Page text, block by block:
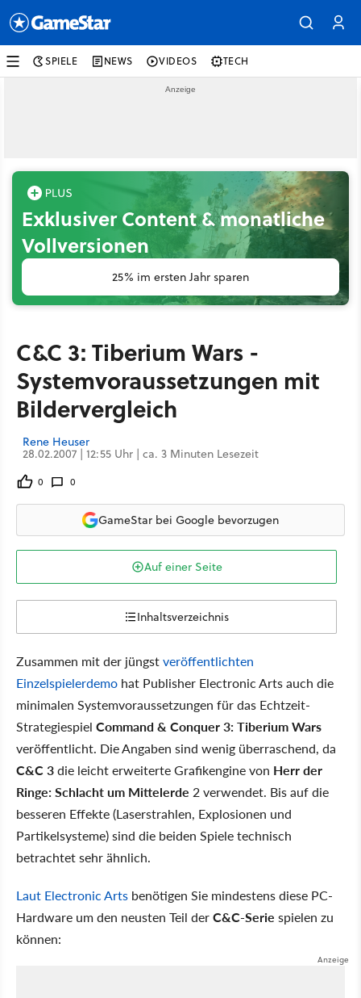
SPIELE NEWS VIDEOS TECH
Exklusiver Content & monatliche
Vollversionen
25% im ersten Jahr sparen
C&C 3: Tiberium Wars -
Systemvoraussetzungen mit
Bildervergleich
Rene Heuser
28.02.2007 | 12:55 Uhr | ca. 3 Minuten Lesezeit
0 0
GameStar bei Google bevorzugen
Auf einer Seite
Inhaltsverzeichnis
Zusammen mit der jüngstveröffentlichten
Einzelspielerdemo hat Publisher Electronic Arts auch die
minimalen Systemvoraussetzungen für das Echtzeit-
Strategiespiel Command & Conquer 3: Tiberium Wars
veröffentlicht. Die Angaben sind wenig überraschend, da
C&C 3die leicht erweiterte Grafikengine von Herr der
Ringe: Schlacht um Mittelerde 2 verwendet. Bis auf die
besseren Effekte (Laserstrahlen, Explosionen und
Partikelsysteme) sind die beiden Spiele technisch
betrachtet sehr ähnlich.
Laut Electronic Arts benötigen Sie mindestens diese PC-
Hardware um den neusten Teil derC&C-Serie spielen zu
können: